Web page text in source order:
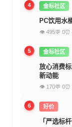
4 金标社区
PC饮用水
👁 495💬 0⏰
5 金标社区
放心消费
新动能
👁 170💬 0⏰
6 好价
「严选标